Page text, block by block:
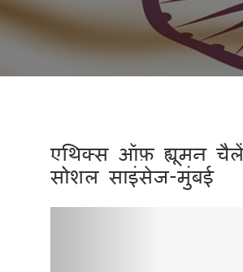
एथिक्स ऑफ़ ह्यूमन
सोशल साइंसेज-मुंबई